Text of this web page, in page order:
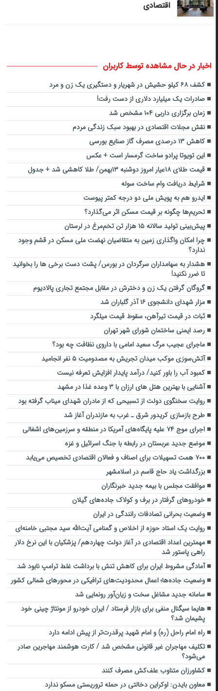
اقتصادی
اخبار در حال مشاهده توسط کاربران
کشف ۶۸ کیلو حشیش در شهریار و دستگیری یک زن و مرد
صادرات یک میلیارد دلاری از دست رفت!
زمان برگزاری داربی ۱۰۴ مشخص شد
نقش مجلات اقتصادی در بهبود سبک زندگی مردم
کاهش ۱۳ درصدی مصرف گاز صنایع بورسی
این تویوتا پرادو ساخت گرمسار است + عکس
قیمت طلای ۱۸عیار امروز دوشنبه ۱۳بهمن/ طلا کاهشی شد + جدول
شرایط دریافت وام ساخت سوله
ایدرو هم به پویش ملی دو درجه کمتر پیوست
تحریم‌ها چگونه بر قیمت مسکن اثر می‌گذارد؟
پیش‌بینی تولید سالانه ۱۵ هزار تن تخم‌مرغ در لرستان
چرا امکان واگذاری زمین به متقاضیان نهضت ملی مسکن در قشم وجود
ندارد؟
هشدار به سهامداران سرگردان در بورس/ پشت دست برخی ها را بخوانید
تا ضرر نکنید!
گروگان گرفتن یک زن و دخترش در مقابل مجتمع تجاری پالادیوم
مزار شهدای دانشجوی ۱۶ آذر گلباران شد
ثبات در قیمت تیرآهن، سقوط قیمت میلگرد
رصد ایمنی ساختمان شورای شهر تهران
ماجرای عجیب مرگ سعید امامی با داروی نظافت چه بود؟
آتش‌سوزی موکب میدان تجریش به مصدومیت ۵ نفر انجامید
کمبود آب را باور کنید/ درآمد پایدار افزایش تعرفه نیست
آشنایی با بهترین هتل های ارزان با ۳ وعده غذا در مشهد
روایت سخنگوی دولت از تسبیحی که از مادران شهدای میناب گرفته بود
طرح بازسازی کریدور شرق ـ غرب به مازندران آغاز شد
اجرای موج ۷۴ علیه پایگاه‌های آمریکا در منطقه و سرزمین‌های اشغالی
موضع جدید عربستان در رابطه با جنگ اسرائیل و غزه
۷۰۰ همت تسهیلات برای اصناف و فعالان اقتصادی تخصیص می‌یابد
بزرگداشت یاد حاج قاسم در اسلامشهر
موافقت مجلس با بیمه جدید خبرنگاران
خودروهای گرفتار در برف و کولاک جاده‌های گیلان
وضعیت بحرانی تصادفات رانندگی در ایران
روایت یک استاد حوزه از اخلاص و گمنامی آیت‌الله سید مجتبی خامنه‌ای
مهمترین اعداد اقتصادی در آغاز دولت چهاردهم/ پزشکیان با این نرخ دلار
راهی پاستور شد
آمادگی مشروط ایران برای کاهش تنش با برداشت غلط ترامپ نابود شد
وضعیت جاده‌ها؛ اعمال محدودیت‌های ترافیکی در محورهای شمالی کشور
سامانه‌ جدید مشاغل سخت و زیان‌آور رونمایی شد
هایما سیگنال منفی برای بازار فرستاد / ایران خودرو از مونتاژ چینی خود
پشیمان شد؟
راه امام راحل (ره) و امام شهید پرقدرت‌تر از پیش ادامه دارد
تکلیف مهاجران غیر قانونی مشخص شد / کارت هوشمند مهاجرین صادر
می‌شود؟
کشاورزان متناوب علف‌کش‌ مصرف کنند
معاون بایدن: اوکراین دخالتی در حمله تروریستی مسکو ندارد